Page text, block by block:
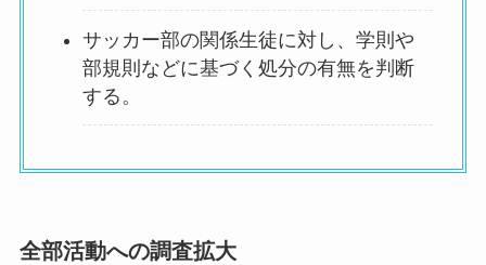
サッカー部の関係生徒に対し、学則や
部規則などに基づく処分の有無を判断
する。
全部活動への調査拡大